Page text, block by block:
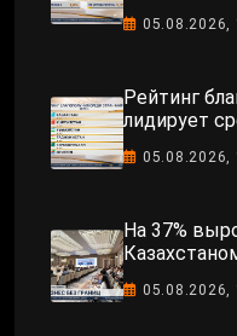
05.08.2026,
Рейтинг
лидирует
05.08.2026,
На 37%
05.08.2026,